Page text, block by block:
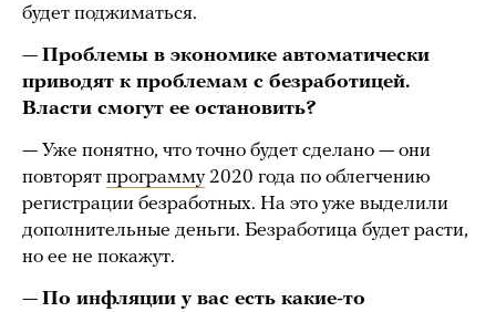
будет поджиматься.
— Проблемы в экономике автоматически
приводят к проблемам с безработицей.
Власти смогут ее остановить?
— Уже понятно, что точно будет сделано — они
повторят программу2020 года по облегчению
регистрации безработных. На это уже выделили
дополнительные деньги. Безработица будет расти,
но ее не покажут.
— По инфляции у вас есть какие-то